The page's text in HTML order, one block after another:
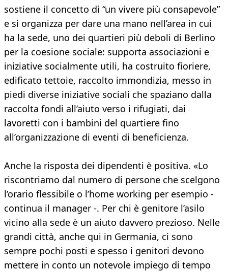
sostiene il concetto di “un vivere più consapevole”
e si organizza per dare una mano nell’area in cui
ha la sede, uno dei quartieri più deboli di Berlino
per la coesione sociale: supporta associazioni e
iniziative socialmente utili, ha costruito fioriere,
edificato tettoie, raccolto immondizia, messo in
piedi diverse iniziative sociali che spaziano dalla
raccolta fondi all’aiuto verso i rifugiati, dai
lavoretti con i bambini del quartiere fino
all’organizzazione di eventi di beneficienza.
Anche la risposta dei dipendenti è positiva. «Lo
riscontriamo dal numero di persone che scelgono
l’orario flessibile o l’home working per esempio -
continua il manager -. Per chi è genitore l’asilo
vicino alla sede è un aiuto davvero prezioso. Nelle
grandi città, anche qui in Germania, ci sono
sempre pochi posti e spesso i genitori devono
mettere in conto un notevole impiego di tempo